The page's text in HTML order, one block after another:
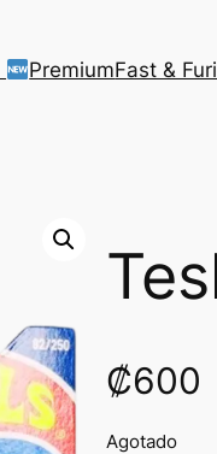
PremiumFast &
₡600
Agotado